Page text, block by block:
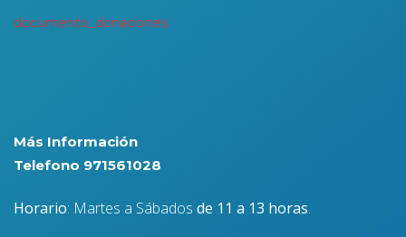
documento_donaciones
Más Información
Telefono 971561028
Horario: Martes a Sábados de 11 a 13 horas.